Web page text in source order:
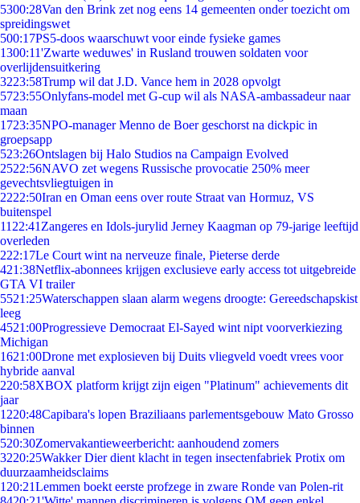
5300:28Van den Brink zet nog eens 14 gemeenten onder toezicht om
spreidingswet
500:17PS5-doos waarschuwt voor einde fysieke games
1300:11'Zwarte weduwes' in Rusland trouwen soldaten voor
overlijdensuitkering
3223:58Trump wil dat J.D. Vance hem in 2028 opvolgt
5723:55Onlyfans-model met G-cup wil als NASA-ambassadeur naar
maan
1723:35NPO-manager Menno de Boer geschorst na dickpic in
groepsapp
523:26Ontslagen bij Halo Studios na Campaign Evolved
2522:56NAVO zet wegens Russische provocatie 250% meer
gevechtsvliegtuigen in
2222:50Iran en Oman eens over route Straat van Hormuz, VS
buitenspel
11 22:41 Zangeres en Idols-jurylid Jerney Kaagman op 79-jarige leeftijd
overleden
222:17Le Court wint na nerveuze finale, Pieterse derde
421:38Netflix-abonnees krijgen exclusieve early access tot uitgebreide
GTA VI trailer
5521:25Waterschappen slaan alarm wegens droogte: Gereedschapskist
leeg
4521:00Progressieve Democraat El-Sayed wint nipt voorverkiezing
Michigan
1621:00Drone met explosieven bij Duits vliegveld voedt vrees voor
hybride aanval
220:58XBOX platform krijgt zijn eigen "Platinum" achievements dit
jaar
1220:48Capibara's lopen Braziliaans parlementsgebouw Mato Grosso
binnen
520:30Zomervakantieweerbericht: aanhoudend zomers
3220:25Wakker Dier dient klacht in tegen insectenfabriek Protix om
duurzaamheidsclaims
1 20:21Lemmen boekt eerste profzege in zware Ronde van Polen-rit